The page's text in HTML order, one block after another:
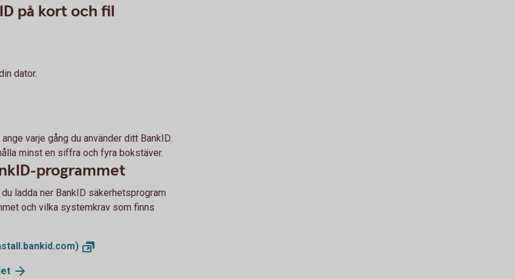
på kort och fil
dator.
varje gång du använder ditt BankID.
minst en siffra och fyra bokstäver.
programmet
ladda ner BankID säkerhetsprogram
och vilka systemkrav som finns